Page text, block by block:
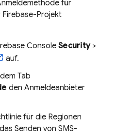
für
Firebase-Projekt
Console Security>
auf.
Tab
den Anmeldeanbieter
für die Regionen
Senden von SMS-